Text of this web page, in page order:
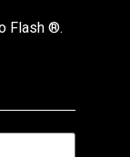
Flash ®.